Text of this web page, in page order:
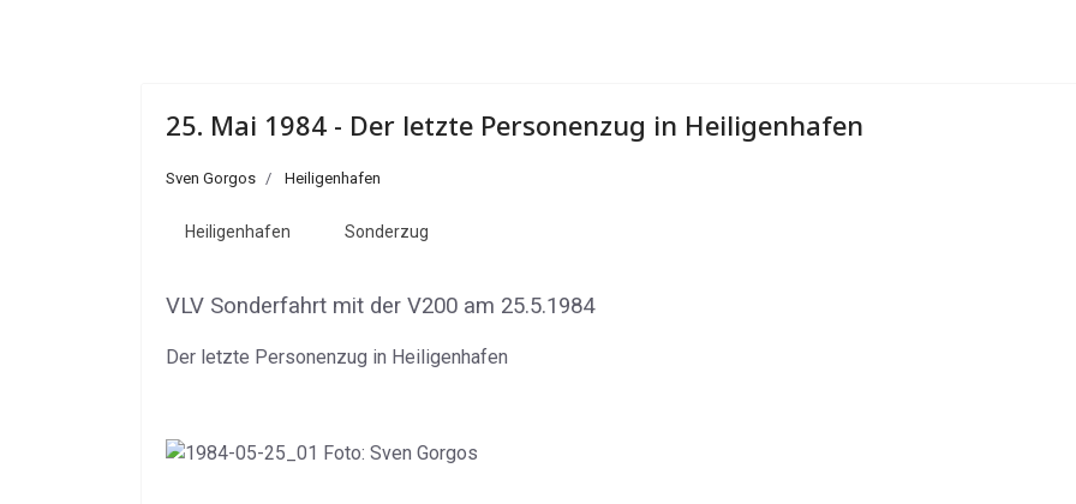
25. Mai 1984 - Der letzte Personenzug in Heiligenhafen
Sven Gorgos Heiligenhafen
Heiligenhafen Sonderzug
VLV Sonderfahrt mit der V200 am 25.5.1984
Der letzte Personenzug in Heiligenhafen